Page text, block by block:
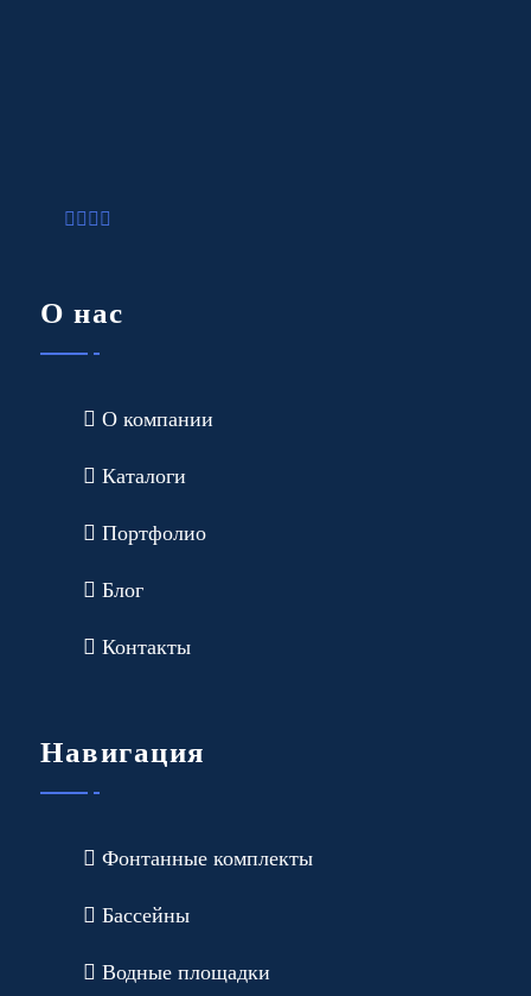
О нас
О компании
Каталоги
Портфолио
Блог
Контакты
Навигация
Фонтанные комплекты
Бассейны
Водные площадки